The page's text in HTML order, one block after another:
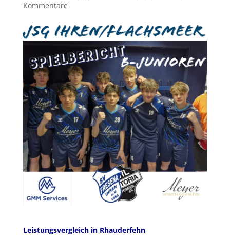
Kommentare
Leistungsvergleich in Rhauderfehn